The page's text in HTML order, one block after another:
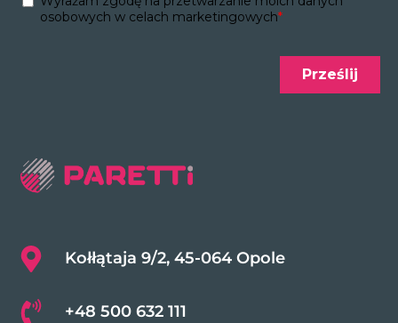
Kołłątaja 9/2, 45-064 Opole
+48 500 632 111